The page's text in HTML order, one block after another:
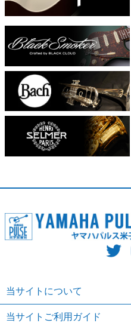
当サイトについて
当サイトご利用ガイド